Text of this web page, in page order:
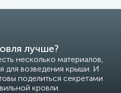
лучше?
несколько материалов,
для возведения крыши. И
поделиться секретами
кровли.